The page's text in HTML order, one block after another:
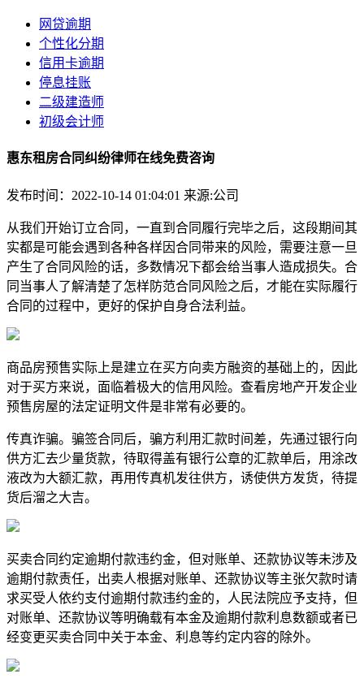
网贷逾期
个性化分期
信用卡逾期
停息挂账
二级建造师
初级会计师
惠东租房合同纠纷律师在线免费咨询
发布时间：2022-10-14 01:04:01 来源:公司
从我们开始订立合同，一直到合同履行完毕之后，这段期间其
实都是可能会遇到各种各样因合同带来的风险，需要注意一旦
产生了合同风险的话，多数情况下都会给当事人造成损失。合
同当事人了解清楚了怎样防范合同风险之后，才能在实际履行
合同的过程中，更好的保护自身合法利益。
商品房预售实际上是建立在买方向卖方融资的基础上的，因此
对于买方来说，面临着极大的信用风险。查看房地产开发企业
预售房屋的法定证明文件是非常有必要的。
传真诈骗。骗签合同后，骗方利用汇款时间差，先通过银行向
供方汇去少量货款，待取得盖有银行公章的汇款单后，用涂改
液改为大额汇款，再用传真机发往供方，诱使供方发货，待提
货后溜之大吉。
买卖合同约定逾期付款违约金，但对账单、还款协议等未涉及
逾期付款责任，出卖人根据对账单、还款协议等主张欠款时请
求买受人依约支付逾期付款违约金的，人民法院应予支持，但
对账单、还款协议等明确载有本金及逾期付款利息数额或者已
经变更买卖合同中关于本金、利息等约定内容的除外。